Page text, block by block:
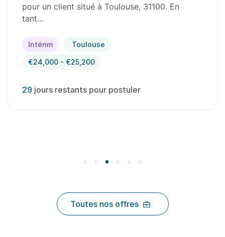
pour un client situé à Toulouse, 31100. En
tant…
Intérim Toulouse
€24,000 - €25,200
29 jours restants pour postuler
Toutes nos offres